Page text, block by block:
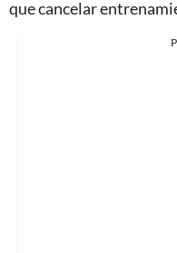
que cancelar